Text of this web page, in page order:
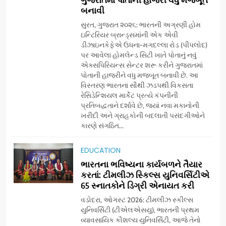
બનાવી
સુરત, ગુજરાત ૨૦૨૬: ભારતની અગ્રણી હોમ
ઇન્ટિરિયર બ્રાન્ડ્સમાંની એક એવી
ડીઝાઇનકેફેએ ઉધના-મગદલ્લા રોડ (પીપલોદ)
પર આવેલા હોમલેન્ડ સિટી ખાતે પોતાનું નવું
એક્સપિરિયન્સ સેન્ટર શરૂ કરીને ગુજરાતમાં
પોતાની હાજરીને વધુ મજબૂત બનાવી છે. આ
વિસ્તરણ ભારતના સૌથી ઝડપથી વિકસતા
રેસિડેન્શિયલ માર્કેટ પ્રત્યે કંપનીની
પ્રતિબદ્ધતાને દર્શાવે છે, જ્યાં નવા મકાનોની
ખરીદી અને ગ્રાહકોની બદલાતી પસંદગીઓને
કારણે સંગઠિત...
EDUCATION
ભારતના ભવિષ્યના કાર્યબળને તૈયાર
કરતાં: ટીમલીઝ સ્કિલ્સ યુનિવર્સિટીએ
65 સ્નાતકોને ડિગ્રી એનાયત કરી
વડોદરા, ઓગસ્ટ 2026: ટીમલીઝ સ્કીલ્સ
યુનિવર્સિટી (ટીએલએસયુ), ભારતની પ્રથમ
વ્યાવસાયિક કૌશલ્ય યુનિવર્સિટી, આજે તેનો
કોન્ક્લેવ 2026’માં ઈન્ટરનેશનલ
ટેરોટ રીડર પુનિતજી લુલ્લા એ ટેરોટ
કાર્ડ રીડિંગ અંગે માહિતી આપી
AHMEDABAD
ગ્લોબલ એક્સેલન્સ ફોરમ દ્વારા
નેશનલ લીડરશિપ કોન્કલેવ તથા